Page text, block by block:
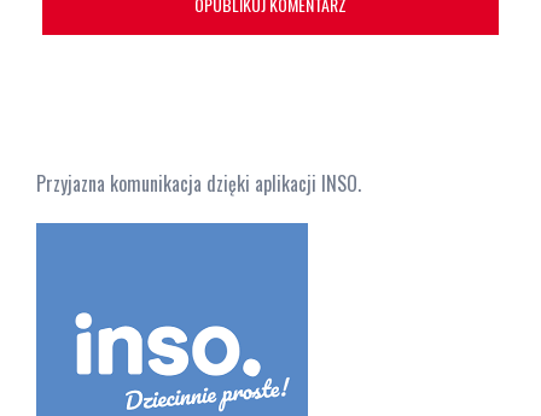
Przyjazna komunikacja dzięki aplikacji INSO.